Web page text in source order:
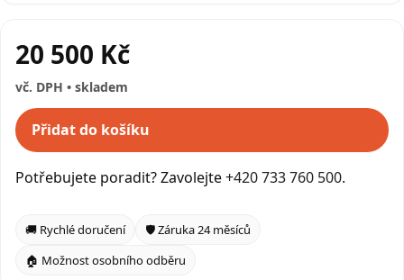
20 500 Kč
vč. DPH • skladem
Přidat do košíku
Potřebujete poradit? Zavolejte+420 733 760 500.
🚚 Rychlé doručení
🛡️ Záruka 24 měsíců
🏠 Možnost osobního odběru